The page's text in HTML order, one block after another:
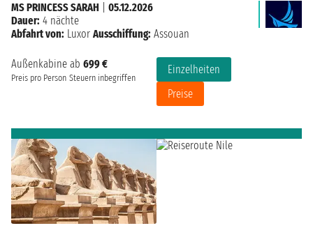
Außenkabine ab 699 €
Preis pro Person Steuern inbegriffen
Einzelheiten
Preise
MS PRINCESS SARAH
05.12.2026
Dauer: 4 nächte
Abfahrt von: Luxor Ausschiffung: Assouan